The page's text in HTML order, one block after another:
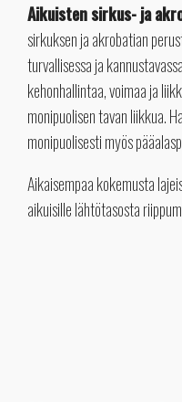
Aikuisten sirkus- ja
sirkuksen ja akrobatian
turvallisessa ja
kehonhallintaa, voimaa ja
monipuolisen tavan liikkua.
monipuolisesti myös
Aikaisempaa kokemusta
aikuisille lähtötasosta